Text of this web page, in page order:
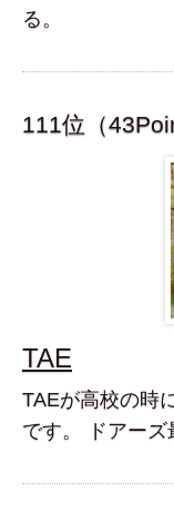
る。
111位（
TAE
TAEが高校の時
です。 ドアーズ